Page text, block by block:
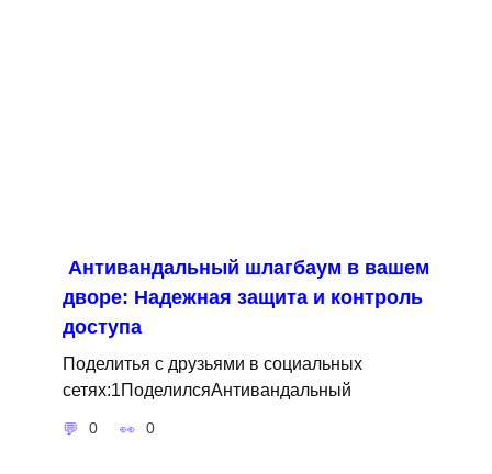
Антивандальный шлагбаум в вашем
дворе: Надежная защита и контроль
доступа
Поделитья с друзьями в социальных
сетях:1ПоделилсяАнтивандальный
0 0